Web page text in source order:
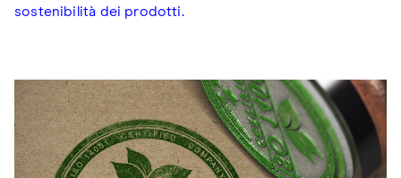
sostenibilità dei prodotti.